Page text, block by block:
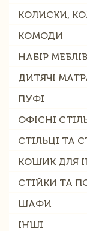
КОЛИСКИ,
КОМОДИ
НАБІР МЕБЛІВ
ДИТЯЧІ
ПУФІ
ОФІСНІ
СТІЛЬЦІ ТА
КОШИК ДЛЯ
СТІЙКИ ТА
ШАФИ
ІНШІ